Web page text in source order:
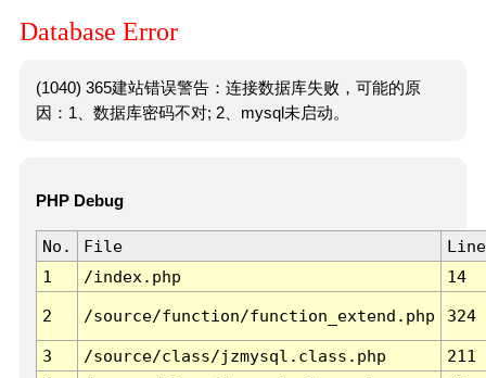
Database Error
(1040) 365建站错误警告：连接数据库失败，可能的原
因：1、数据库密码不对; 2、mysql未启动。
PHP Debug
No. File
Line
1
/index.php 14
2 /source/function/function_extend.php 324
3 /source/class/jzmysql.class.php
211